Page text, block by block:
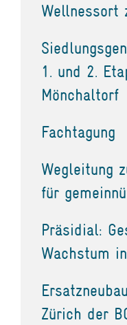
Wellnessort
1. und 2.
Mönchaltorf
Fachtagung
Wegleitung
für
Präsidial:
Wachstum
Zürich der